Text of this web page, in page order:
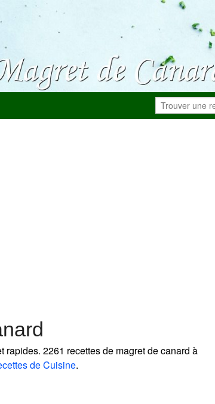
2261 recettes de magret de canard à
de Cuisine.